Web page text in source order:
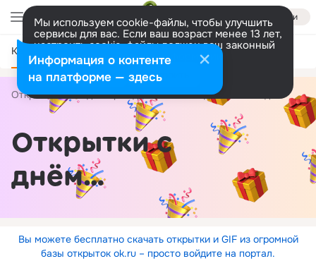
Войти
Мы используем cookie-файлы, чтобы улучшить
сервисы для вас. Если ваш возраст менее 13 лет,
настроить cookie-файлы должен ваш законный
представитель. Больше информации
Разрешить все Настроить
Категории
Открытки С днём рождения по годам
Открытки с
днём
рождения на
91 год
Вы можете бесплатно скачать открытки и GIF из огромной
базы открыток ok.ru – просто войдите на портал.
Информация о контенте
на платформе — здесь